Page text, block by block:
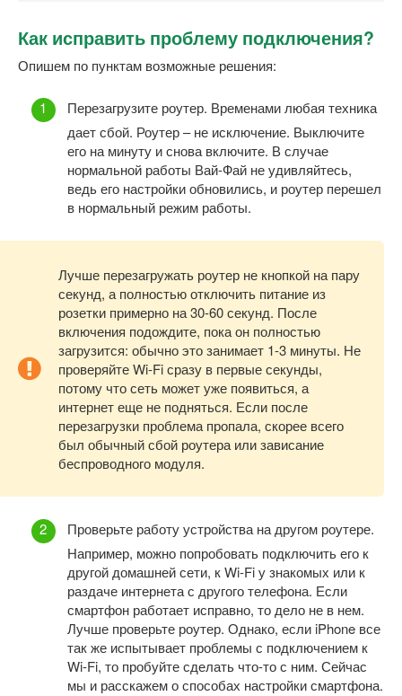
Как исправить проблему подключения?
Опишем по пунктам возможные решения:
Перезагрузите роутер. Временами любая техника
дает сбой. Роутер – не исключение. Выключите
его на минуту и снова включите. В случае
нормальной работы Вай-Фай не удивляйтесь,
ведь его настройки обновились, и роутер перешел
в нормальный режим работы.
Лучше перезагружать роутер не кнопкой на пару
секунд, а полностью отключить питание из
розетки примерно на 30-60 секунд. После
включения подождите, пока он полностью
загрузится: обычно это занимает 1-3 минуты. Не
проверяйте Wi-Fi сразу в первые секунды,
потому что сеть может уже появиться, а
интернет еще не подняться. Если после
перезагрузки проблема пропала, скорее всего
был обычный сбой роутера или зависание
беспроводного модуля.
Проверьте работу устройства на другом роутере.
Например, можно попробовать подключить его к
другой домашней сети, к Wi-Fi у знакомых или к
раздаче интернета с другого телефона. Если
смартфон работает исправно, то дело не в нем.
Лучше проверьте роутер. Однако, если iPhone все
так же испытывает проблемы с подключением к
Wi-Fi, то пробуйте сделать что-то с ним. Сейчас
мы и расскажем о способах настройки смартфона.